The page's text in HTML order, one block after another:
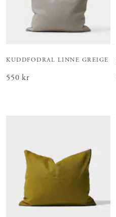
KUDDFODRAL LINNE GREIGE
Pris :550 kr
550 kr